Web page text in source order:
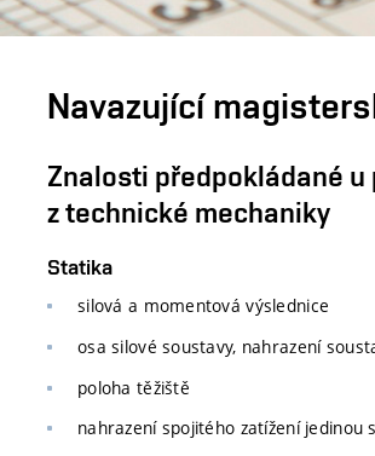
Navazující
Znalosti předpokládané
z technické mechaniky
Statika
silová a momentová výslednice
osa silové soustavy, nahrazení
poloha těžiště
nahrazení spojitého zatížení jedinou